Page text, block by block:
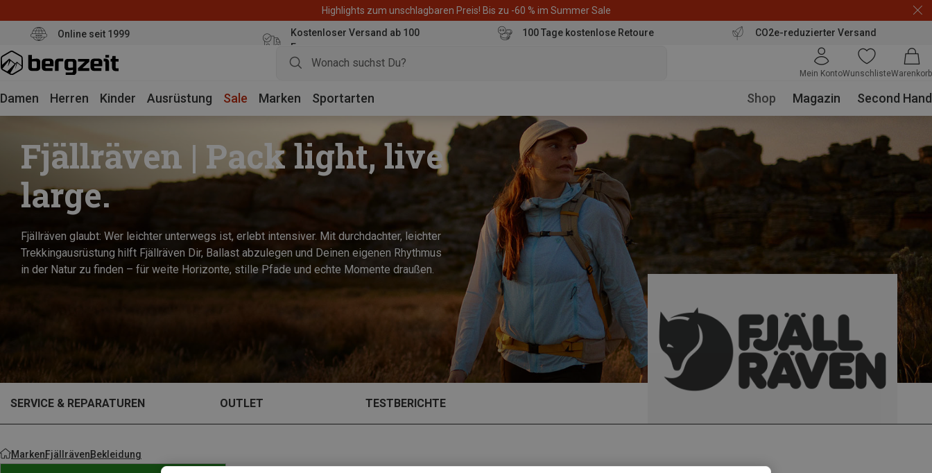
Highlights zum unschlagbaren Preis! Bis zu -60 % im Summer Sale
Online seit 1999
Kostenloser Versand ab 100
Euro
100 Tage kostenlose Retoure CO2e-reduzierter Versand
Mein KontoWunschlisteWarenkorb
Damen Herren Kinder Ausrüstung Sale Marken Sportarten Shop Magazin Second Hand
Fjällräven | Pack light, live
large.
Fjällräven glaubt: Wer leichter unterwegs ist, erlebt intensiver. Mit durchdachter, leichter
Trekkingausrüstung hilft Fjällräven Dir, Ballast abzulegen und Deinen eigenen Rhythmus
in der Natur zu finden – für weite Horizonte, stille Pfade und echte Momente draußen.
SERVICE & REPARATUREN OUTLET TESTBERICHTE
MarkenFjällrävenBekleidung